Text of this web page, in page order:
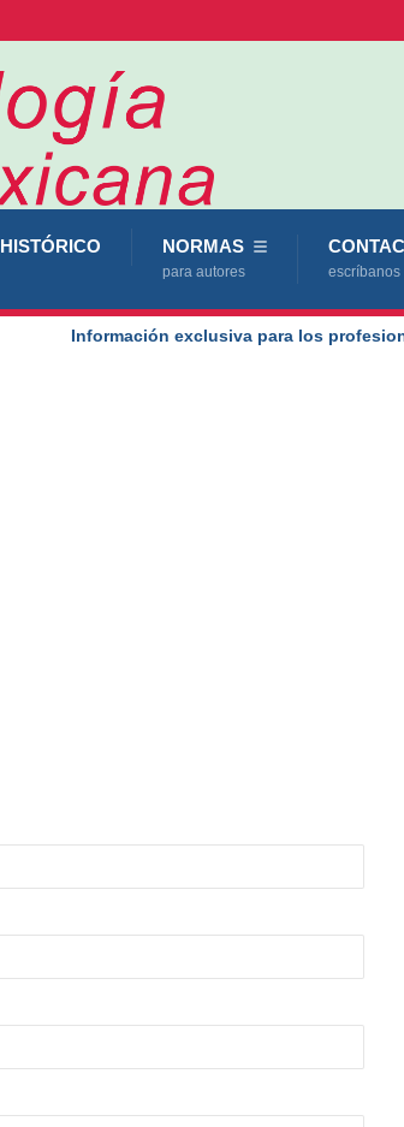
HISTÓRICO NORMAS
para autores escríbanos
Información exclusiva para los